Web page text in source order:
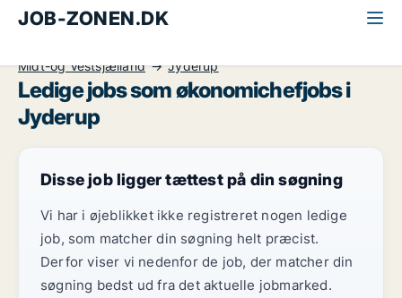
JOB-ZONEN.DK
Midt-og Vestsjælland
Jyderup
Ledige jobs som økonomichefjobs i
Jyderup
Disse job ligger tættest på din søgning
Vi har i øjeblikket ikke registreret nogen ledige
job, som matcher din søgning helt præcist.
Derfor viser vi nedenfor de job, der matcher din
søgning bedst ud fra det aktuelle jobmarked.